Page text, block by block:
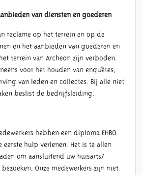
VOORWAARDEN
van diensten en goederen
reclame op het terrein en op de
en het aanbieden van goederen en
terrein van Archeon zijn verboden.
voor het houden van enquêtes,
van leden en collectes. Bij alle niet
beslist de bedrijfsleiding.
hebben een diploma EHBO
eerste hulp verlenen. Het is te allen
om aansluitend uw huisarts/
Onze medewerkers zijn niet